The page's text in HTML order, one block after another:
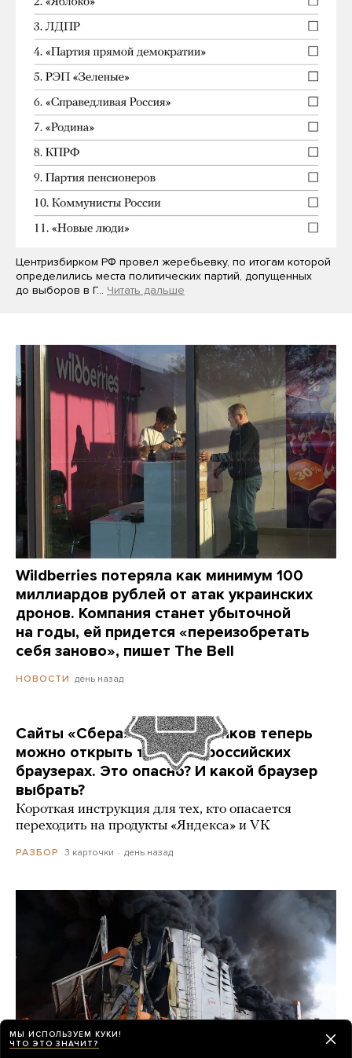
Центризбирком РФ провел жеребьевку, по итогам которой
определились места политических партий, допущенных
до выборов в Г… Читать дальше
Wildberries потеряла как минимум 100
миллиардов рублей от атак украинских
дронов. Компания станет убыточной
на годы, ей придется «переизобретать
себя заново», пишет The Bell
НОВОСТИ день назад
Сайты «Сбера» и других банков теперь
можно открыть только в российских
браузерах. Это опасно? И какой браузер
выбрать?
Короткая инструкция для тех, кто опасается
переходить на продукты «Яндекса» и VK
РАЗБОР 3 карточки день назад
МЫ ИСПОЛЬЗУЕМ КУКИ!
ЧТО ЭТО ЗНАЧИТ?